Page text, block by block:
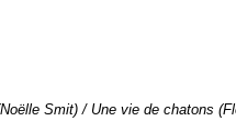
Smit) / Une vie de chatons